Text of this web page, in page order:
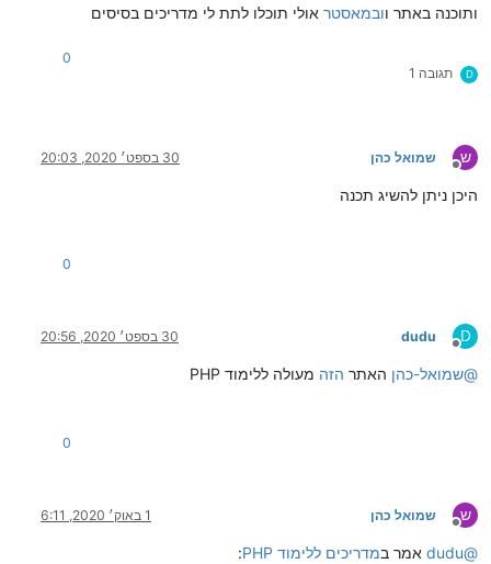
ותוכנה באתר וובמאסטר אולי תוכלו לתת לי מדריכים בסיסים
D תגובה 1
0
ש
מנותק
שמואל כהן 30 בספט׳ 2020, 20:03
היכן ניתן להשיג תכנה
0
D
מנותק
dudu 30 בספט׳ 2020, 20:56
@שמואל-כהן האתר הזה מעולה ללימוד PHP
0
ש
מנותק
שמואל כהן 1 באוק׳ 2020, 6:11
@
dudu אמר במדריכים ללימוד PHP :